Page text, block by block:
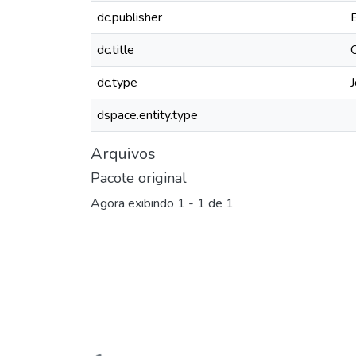
dc.publisher
dc.title
dc.type
dspace.entity.type
Arquivos
Pacote original
Agora exibindo 1 - 1 de 1